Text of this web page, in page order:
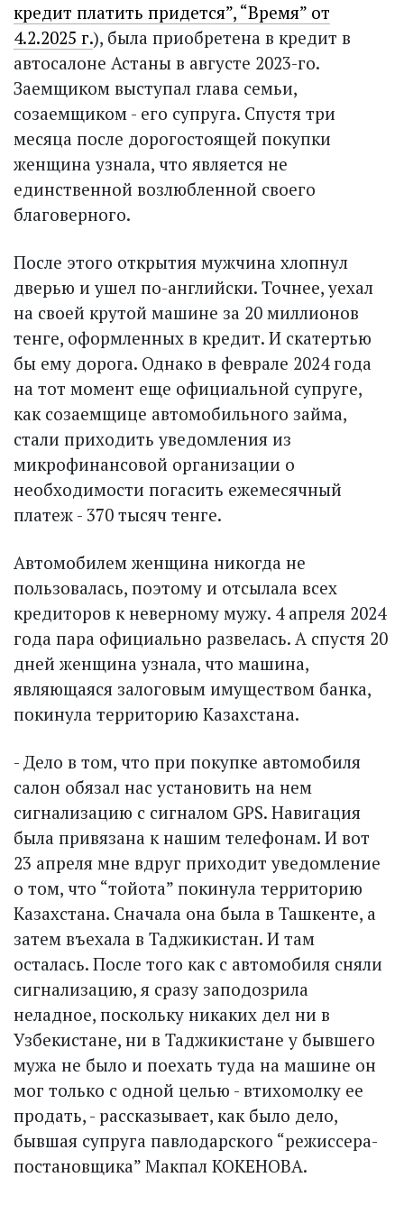
кредит платить придется”, “Время” от
4.2.2025 г.), была приобретена в кредит в
автосалоне Астаны в августе 2023-го.
Заемщиком выступал глава семьи,
созаемщиком - его супруга. Спустя три
месяца после дорогостоящей покупки
женщина узнала, что является не
единственной возлюбленной своего
благоверного.
После этого открытия мужчина хлопнул
дверью и ушел по-английски. Точнее, уехал
на своей крутой машине за 20 миллионов
тенге, оформленных в кредит. И скатертью
бы ему дорога. Однако в феврале 2024 года
на тот момент еще официальной супруге,
как созаемщице автомобильного займа,
стали приходить уведомления из
микрофинансовой организации о
необходимости погасить ежемесячный
платеж - 370 тысяч тенге.
Автомобилем женщина никогда не
пользовалась, поэтому и отсылала всех
кредиторов к неверному мужу. 4 апреля 2024
года пара официально развелась. А спустя 20
дней женщина узнала, что машина,
являющаяся залоговым имуществом банка,
покинула территорию Казахстана.
- Дело в том, что при покупке автомобиля
салон обязал нас установить на нем
сигнализацию с сигналом GPS. Навигация
была привязана к нашим телефонам. И вот
23 апреля мне вдруг приходит уведомление
о том, что “тойота” покинула территорию
Казахстана. Сначала она была в Ташкенте, а
затем въехала в Таджикистан. И там
осталась. После того как с автомобиля сняли
сигнализацию, я сразу заподозрила
неладное, поскольку никаких дел ни в
Узбекистане, ни в Таджикистане у бывшего
мужа не было и поехать туда на машине он
мог только с одной целью - втихомолку ее
продать, - рассказывает, как было дело,
бывшая супруга павлодарского “режиссера-
постановщика” Макпал КОКЕНОВА.